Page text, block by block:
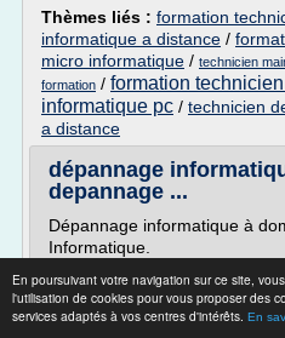
En poursuivant votre navigation sur ce site,
l'utilisation de cookies pour vous proposer des
services adaptés à vos centres d'intérêts. En
Thèmes liés : formation
informatique a distance /
micro informatique / technicien
formation / formation
informatique pc / technicien
a distance
dépannage
depannage ...
Dépannage informatique à
Informatique.
Paris-Informatique: 01 83 92
informatique à domicile
maintenance. Dépannage